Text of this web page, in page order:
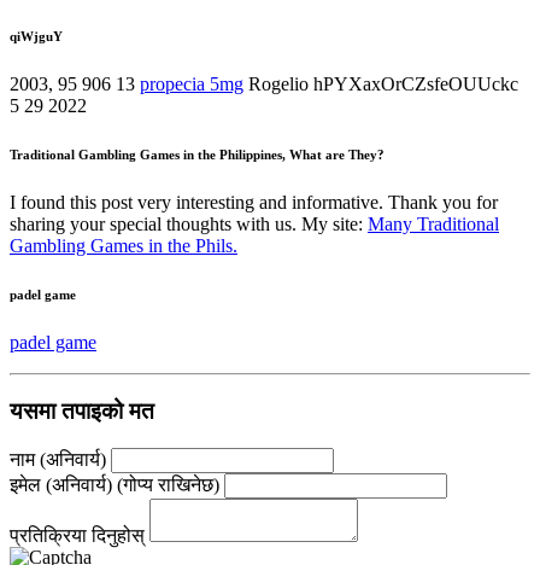
qiWjguY
2003, 95 906 13 propecia 5mg Rogelio hPYXaxOrCZsfeOUUckc
5 29 2022
Traditional Gambling Games in the Philippines, What are They?
I found this post very interesting and informative. Thank you for
sharing your special thoughts with us. My site: Many Traditional
Gambling Games in the Phils.
padel game
padel game
यसमा तपाइको मत
नाम (अनिवार्य)
इमेल (अनिवार्य) (गोप्य राखिनेछ)
प्रतिक्रिया दिनुहोस्